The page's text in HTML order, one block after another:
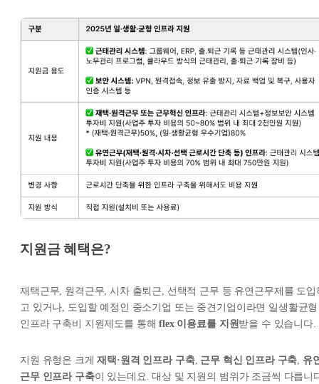
지원금 혜택은?
재택근무, 원격근무, 시차 출퇴근, 선택적 근무 등 유연근무제를 도입
고 있거나, 도입할 예정인 중소기업 또는 중견기업이라면 일생활균형
인프라 구축비 지원제도를 통해flex 이용료를 지원받을 수 있습니다.
지원 유형은 크게재택·원격 인프라 구축, 근무 혁신 인프라 구축, 유
근무 인프라 구축이 있는데요. 대상 및 지원의 범위가 조금씩 다릅니